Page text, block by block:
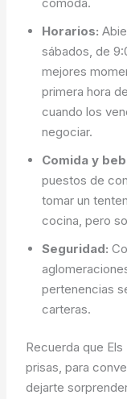
Horarios:
sábados, de
mejores
primera hora
cuando los
negociar.
Comida y
puestos de
tomar un
cocina, pero
Seguridad:
pertenencias
carteras.
Recuerda que
prisas, para
dejarte